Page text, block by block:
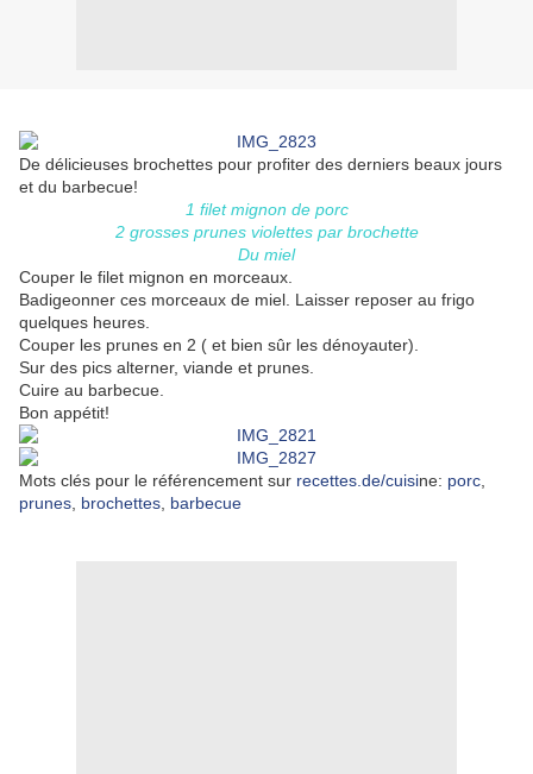
De délicieuses brochettes pour profiter des derniers beaux jours
et du barbecue!
1 filet mignon de porc
2 grosses prunes violettes par brochette
Du miel
Couper le filet mignon en morceaux.
Badigeonner ces morceaux de miel. Laisser reposer au frigo
quelques heures.
Couper les prunes en 2 ( et bien sûr les dénoyauter).
Sur des pics alterner, viande et prunes.
Cuire au barbecue.
Bon appétit!
Mots clés pour le référencement sur recettes.de/cuisine: porc
prunes brochettes barbecue